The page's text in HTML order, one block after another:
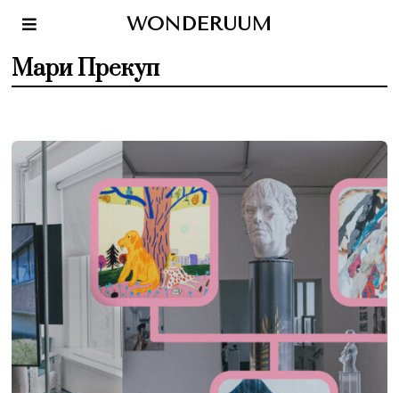
WONDERUUM
Мари Прекуп